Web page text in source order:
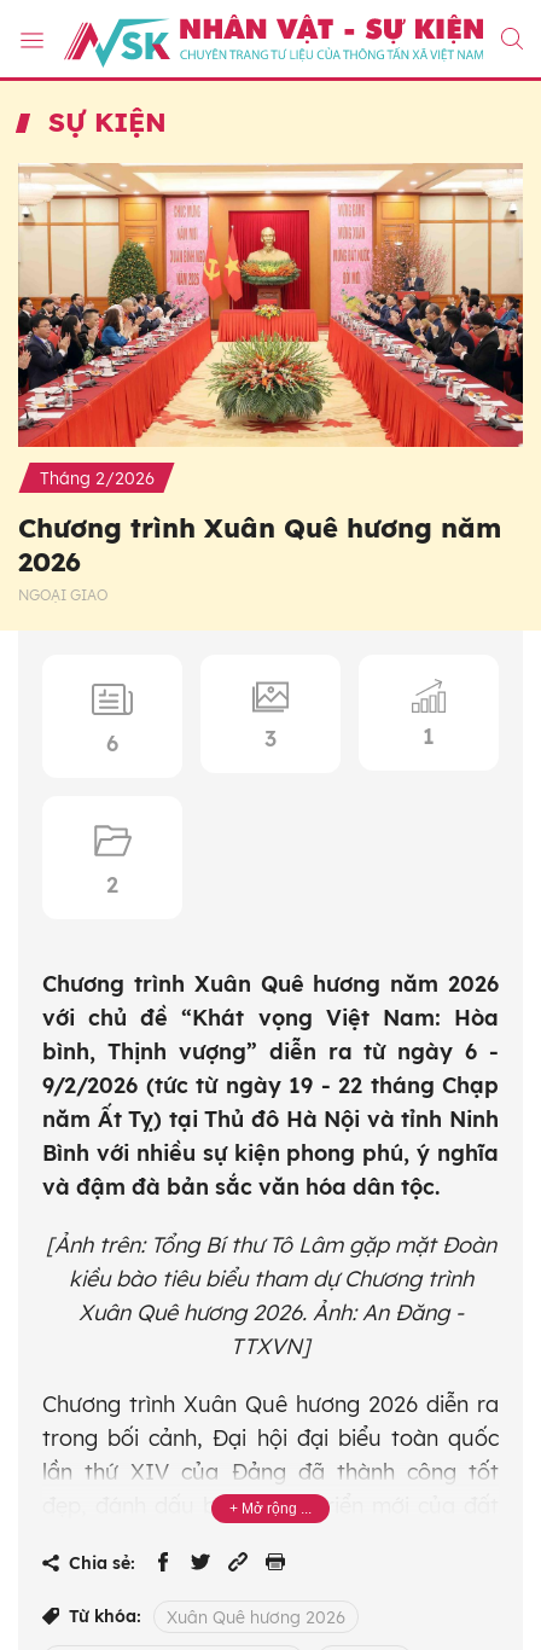
SỰ KIỆN
Tháng 2/2026
Chương trình Xuân Quê hương năm
2026
NGOẠI GIAO
6 3 1
2
Chương trình Xuân Quê hương năm 2026
với chủ đề “Khát vọng Việt Nam: Hòa
bình, Thịnh vượng” diễn ra từ ngày 6 -
9/2/2026 (tức từ ngày 19 - 22 tháng Chạp
năm Ất Tỵ) tại Thủ đô Hà Nội và tỉnh Ninh
Bình với nhiều sự kiện phong phú, ý nghĩa
và đậm đà bản sắc văn hóa dân tộc.
[Ảnh trên: Tổng Bí thư Tô Lâm gặp mặt Đoàn
kiều bào tiêu biểu tham dự Chương trình
Xuân Quê hương 2026. Ảnh: An Đăng -
TTXVN]
Chương trình Xuân Quê hương 2026 diễn ra
trong bối cảnh, Đại hội đại biểu toàn quốc
lần thứ XIV của Đảng đã thành công tốt
đẹp, đánh dấu bước phát triển mới của đất
lực, vị thế và uy tín quốc tế không ngừng
được nâng cao, với tầm nhìn và định hướng
Chia sẻ:
Từ khóa: Xuân Quê hương 2026